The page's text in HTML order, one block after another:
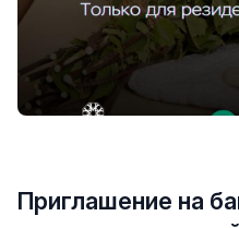
Приглашение на